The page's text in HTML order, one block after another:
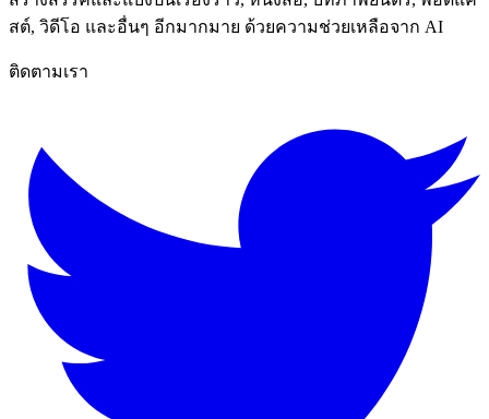
สต์, วิดีโอ และอื่นๆ อีกมากมาย ด้วยความช่วยเหลือจาก AI
ติดตามเรา